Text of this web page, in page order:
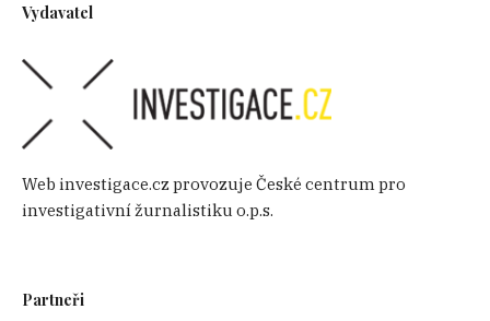
Vydavatel
Web investigace.cz provozuje České centrum pro
investigativní žurnalistiku o.p.s.
Partneři